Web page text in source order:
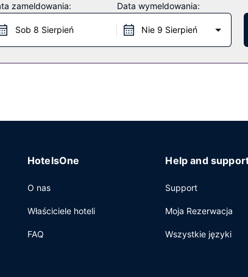
codziennie.
w holu, recepcja całodobowa oraz sejf w
zameldowania:
Sob 8 Sierpień
Data wymeldowania:
Nie 9 Sierpień
HotelsOne
O nas
Właściciele hoteli
FAQ
Help and
Support
Moja Rezerwacja
Wszystkie języki